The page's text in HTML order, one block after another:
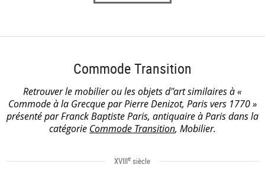
Commode Transition
Retrouver le mobilier ou les objets d''art similaires à «
Commode à la Grecque par Pierre Denizot, Paris vers 1770 »
présenté par Franck Baptiste Paris, antiquaire à Paris dans la
catégorie Commode Transition, Mobilier.
XVIIIe siècle